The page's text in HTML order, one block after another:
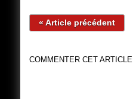
« Article précédent
COMMENTER CET ARTICLE